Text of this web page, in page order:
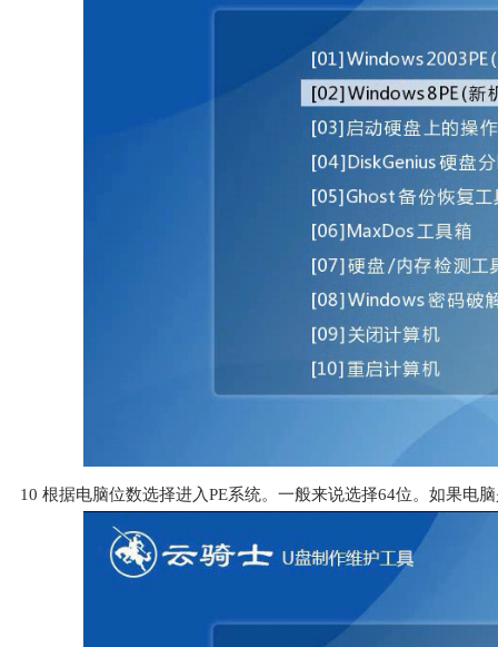
10 根据电脑位数选择进入PE系统。一般来说选择64位。如果电